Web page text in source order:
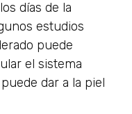
días de la
estudios
puede
el sistema
dar a la piel